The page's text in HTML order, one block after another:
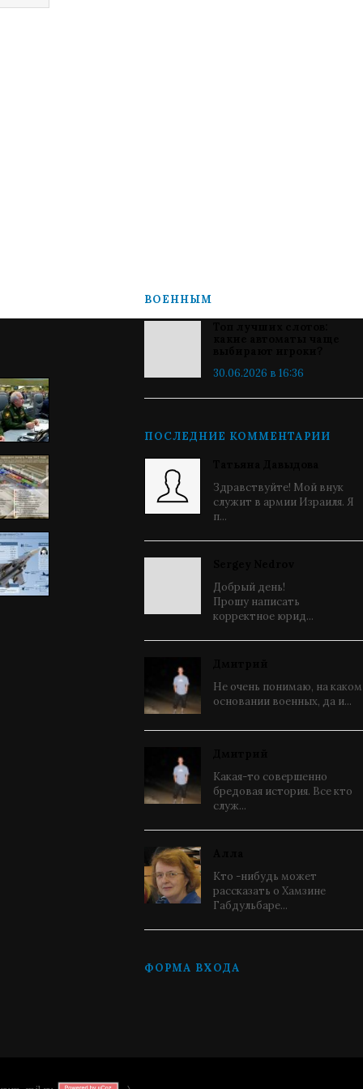
ВОЕННЫМ
30.06.2026 в 16:36
ПОСЛЕДНИЕ КОММЕНТАРИИ
Здравствуйте! Мой внук
служит в армии Израиля. Я
п...
Добрый день!
Прошу написать
корректное юрид...
Не очень понимаю, на каком
основании военных, да и...
Какая-то совершенно
бредовая история. Все кто
служ...
Кто -нибудь может
рассказать о Хамзине
Габдульбаре...
ФОРМА ВХОДА